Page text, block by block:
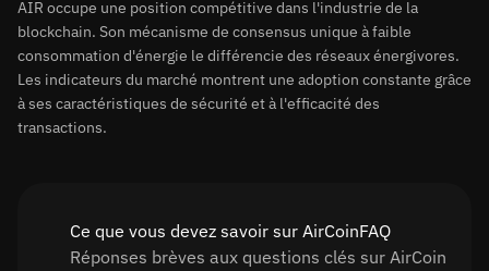
AIR occupe une position compétitive dans l'industrie de la
blockchain. Son mécanisme de consensus unique à faible
consommation d'énergie le différencie des réseaux énergivores.
Les indicateurs du marché montrent une adoption constante grâce
à ses caractéristiques de sécurité et à l'efficacité des
transactions.
Ce que vous devez savoir sur AirCoinFAQ
Réponses brèves aux questions clés sur AirCoin